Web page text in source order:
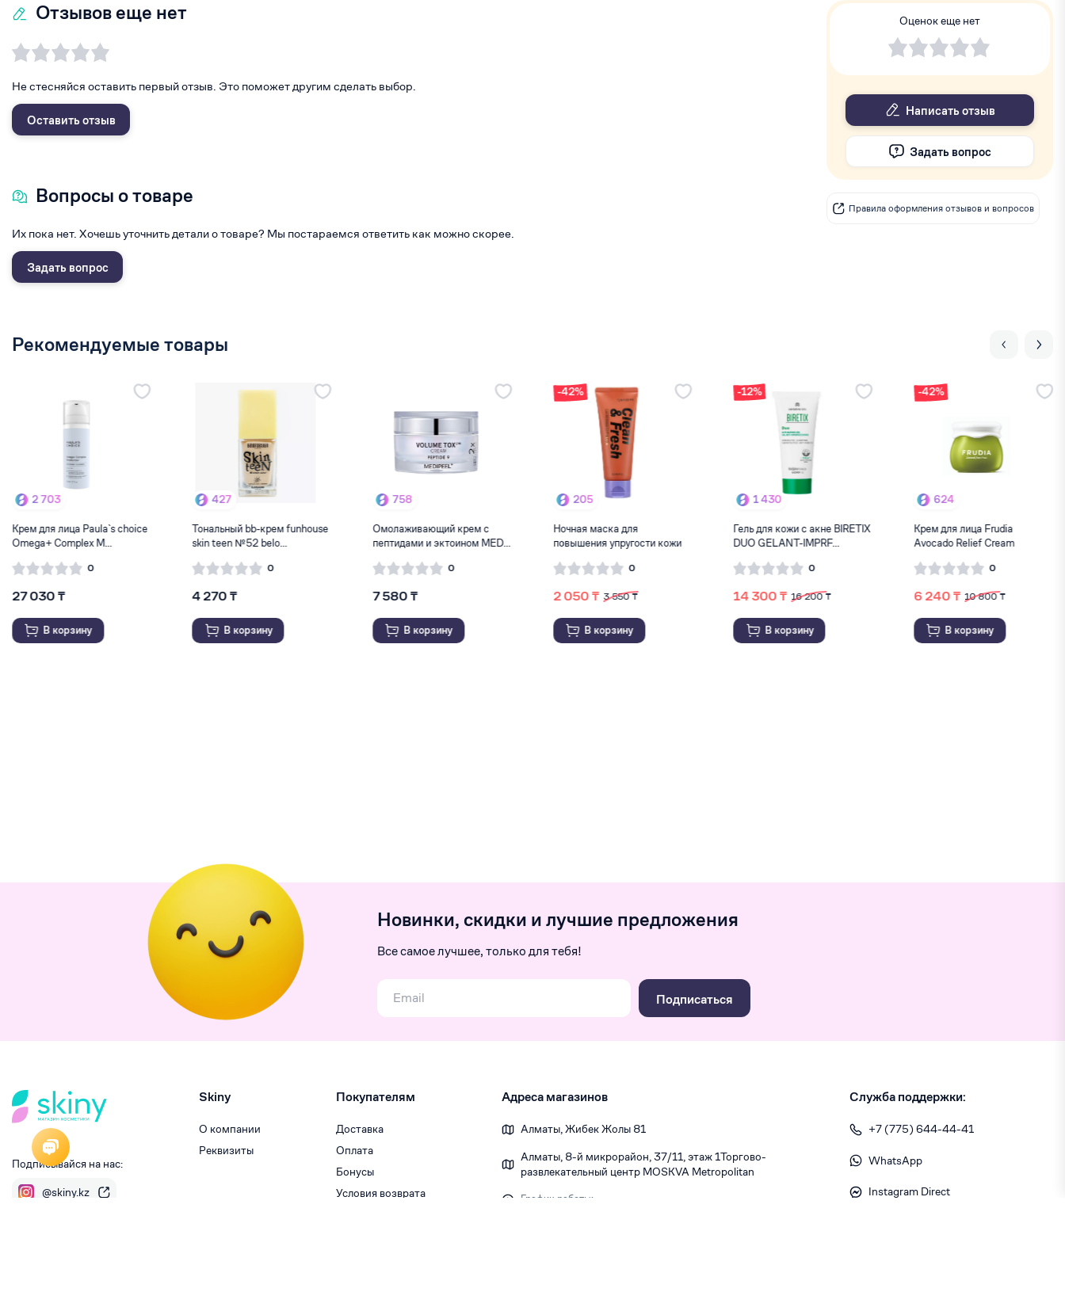
Отзывов еще нет
Не стесняйся оставить первый отзыв. Это поможет другим сделать выбор.
Оставить отзыв
Вопросы о товаре
Их пока нет. Хочешь уточнить детали о товаре? Мы постараемся ответить как можно скорее.
Задать вопрос
Оценок еще нет
Написать отзыв
Задать вопрос
Правила оформления отзывов и вопросов
Рекомендуемые товары
427
Тональный bb-крем funhouse
skin teen №52 belo...
0
4 270 ₸
В корзину
758
Омолаживающий крем с
пептидами и эктоином MED...
0
7 580 ₸
В корзину
205
Ночная маска для
повышения упругости кожи
0
2 050 ₸
В корзину
-12%
1 430
Гель для кожи с акне BIRETIX
DUO GELANT-IMPRF...
0
14 300 ₸ 16 200 ₸
В корзину
-42%
624
Крем для лица Frudia
Avocado Relief Cream
0
6 240 ₸ 10 800 ₸
В корзину
2 650
Увлажняющий
электролитный крем Paula´s
0
26 500 ₸
В корзину
Новинки, скидки и лучшие предложения
Все самое лучшее, только для тебя!
Подписаться
Подписывайся на нас:
@skiny.kz
Skiny
О компании
Реквизиты
Покупателям
Доставка
Оплата
Бонусы
Условия возврата
Адреса магазинов
Алматы, Жибек Жолы 81
Алматы, 8-й микрорайон, 37/1​1, этаж 1 ​Торгово-
развлекательный центр MOSKVA Metropolitan
График работы:
Служба поддержки:
+7 (775) 644-44-41
WhatsApp
Instagram Direct